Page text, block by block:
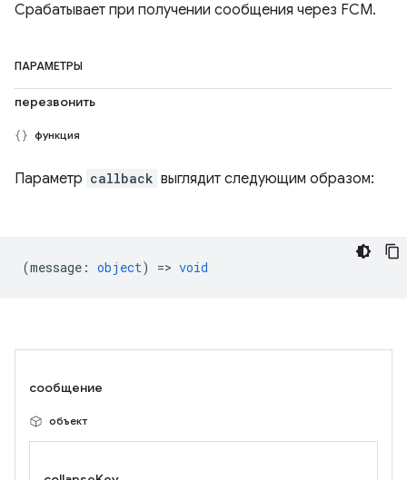
Срабатывает при получении сообщения через FCM.
ПАРАМЕТРЫ
перезвонить
функция
Параметр callback выглядит следующим образом:
(message : object) => void
сообщение
объект